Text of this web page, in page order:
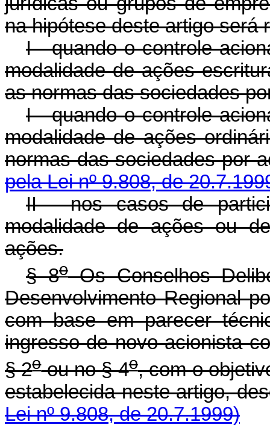
na hipótese deste artigo será
I - quando o controle
modalidade de ações
as normas das sociedades
I - quando o controle
modalidade de ações
normas das
pela Lei nº 9.808, de
II - nos casos de
modalidade de ações ou
ações.
§ 8oOs Conselhos
Desenvolvimento Regional
com base em parecer
ingresso de novo acionista
§ 2oou no § 4o, com o
estabelecida neste
Lei nº 9.808, de 20.7.1999)